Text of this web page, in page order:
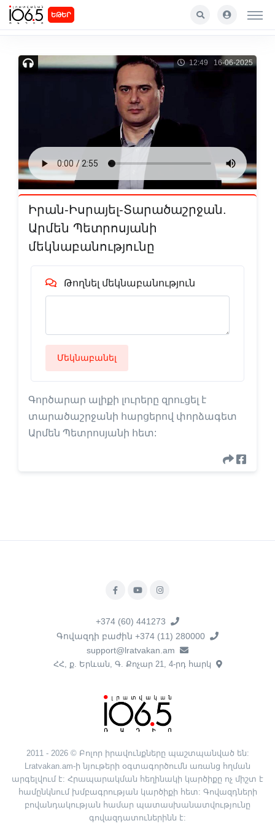
ԵԹԵՐ
12:49 16-06-2025
Իրան-Իսրայել-Տարածաշրջան.
Արմեն Պետրոսյանի
մեկնաբանությունը
Թողնել մեկնաբանություն
Մեկնաբանել
Գործարար ալիքի լուրերը զրուցել է
տարածաշրջանի հարցերով փորձագետ
Արմեն Պետրոսյանի հետ:
+374 (60) 441273
Գովազդի բաժին +374 (11) 280000
support@lratvakan.am
ՀՀ, ք. Երևան, Գ. Քոչար 21, 4-րդ հարկ
2011 - 2026 © Բոլոր իրավունքները պաշտպանված են:
Lratvakan.am-ի նյութերի օգտագործումն առանց հղման
արգելվում է: Հրապարակման հեղինակի կարծիքը ոչ միշտ է
համընկնում խմբագրության կարծիքի հետ: Գովազդների
բովանդակության համար պատասխանատվությունը
գովազդատուներինն է: